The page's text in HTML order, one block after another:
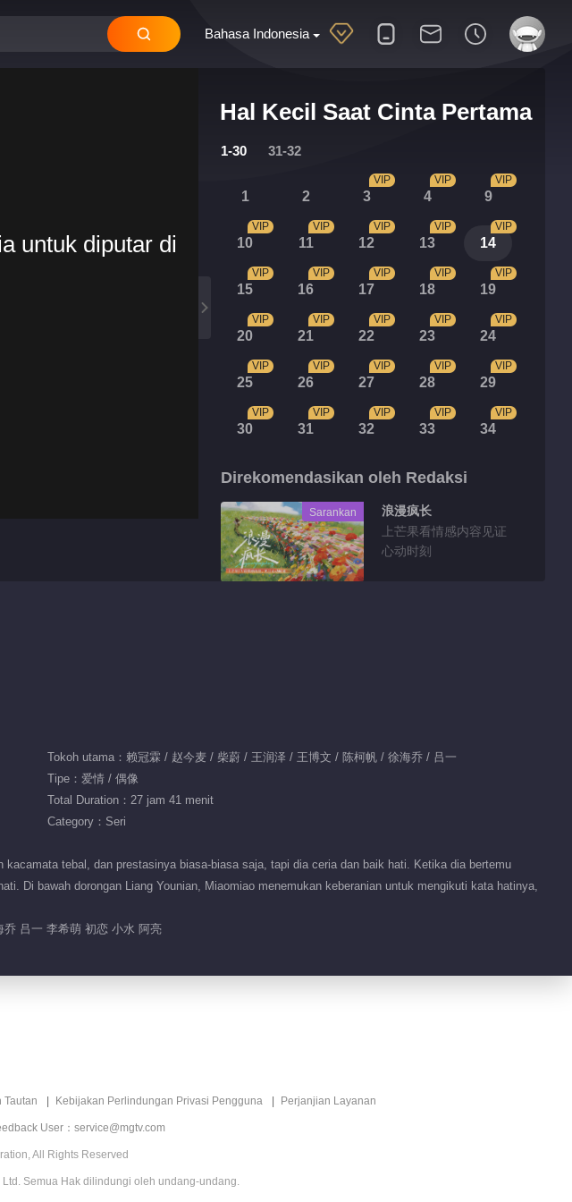
Bahasa Indonesia
Hal Kecil Saat Cinta Pertama
1-30 31-32
1 2 3
VIP
4
VIP
9
VIP
10
VIP
11
VIP
12
VIP
13
VIP
14
VIP
15
VIP
16
VIP
17
VIP
18
VIP
19
VIP
20
VIP
21
VIP
22
VIP
23
VIP
24
VIP
25
VIP
26
VIP
27
VIP
28
VIP
29
VIP
30
VIP
31
VIP
32
VIP
33
VIP
34
VIP
Direkomendasikan oleh Redaksi
Sarankan
浪漫疯长
上芒果看情感内容见证
心动时刻
雨牵手
01:59
untuk diputar di
Tokoh utama：赖冠霖 / 赵今麦 / 柴蔚 / 王润泽 / 王博文 / 陈柯帆 / 徐海乔 / 吕一
Tipe：爱情 / 偶像
Total Duration：27 jam 41 menit
Category：Seri
tebal, dan prestasinya biasa-biasa saja, tapi dia ceria dan baik hati. Ketika dia bertemu
Di bawah dorongan Liang Younian, Miaomiao menemukan keberanian untuk mengikuti kata hatinya,
吕一 李希萌 初恋 小水 阿亮
Tautan Kebijakan Perlindungan Privasi Pengguna Perjanjian Layanan
User：service@mgtv.com
All Rights Reserved
Semua Hak dilindungi oleh undang-undang.